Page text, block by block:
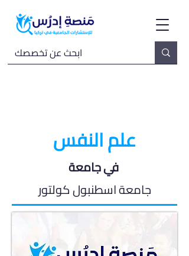
علم النفس
في جامعة
جامعة اسطنبول كولتور